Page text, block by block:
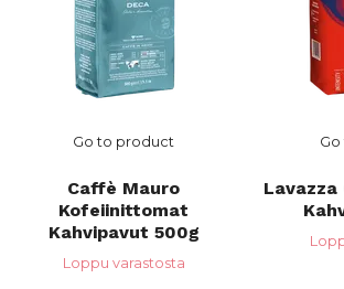
Go to product
Caffè Mauro
Kofeiinittomat
Kahvipavut 500g
Loppu varastosta
Lavazza